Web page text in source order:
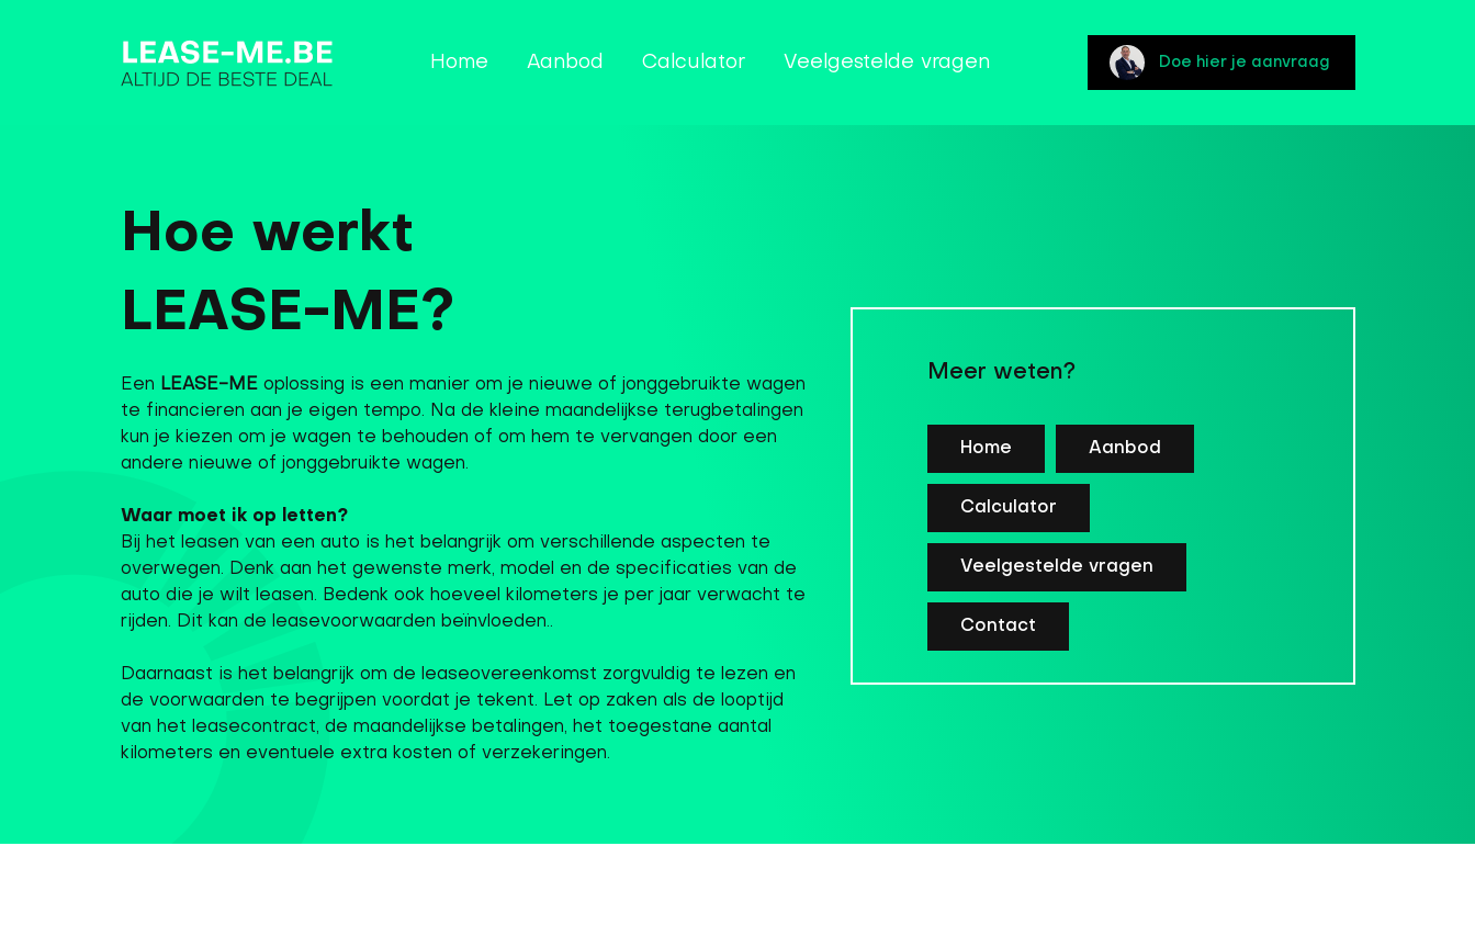
Home Aanbod Calculator Veelgestelde vragen Doe hier je aanvraag
Hoe werkt
LEASE-ME?
Een LEASE-MEoplossing is een manier om je nieuwe of jonggebruikte wagen
te financieren aan je eigen tempo. Na de kleine maandelijkse terugbetalingen
kun je kiezen om je wagen te behouden of om hem te vervangen door een
andere nieuwe of jonggebruikte wagen.
Waar moet ik op letten?
Bij het leasen van een auto is het belangrijk om verschillende aspecten te
overwegen. Denk aan het gewenste merk, model en de specificaties van de
auto die je wilt leasen. Bedenk ook hoeveel kilometers je per jaar verwacht te
rijden. Dit kan de leasevoorwaarden beïnvloeden..
Daarnaast is het belangrijk om de leaseovereenkomst zorgvuldig te lezen en
de voorwaarden te begrijpen voordat je tekent. Let op zaken als de looptijd
van het leasecontract, de maandelijkse betalingen, het toegestane aantal
kilometers en eventuele extra kosten of verzekeringen.
Meer weten?
Home Aanbod
Calculator
Veelgestelde vragen
Contact